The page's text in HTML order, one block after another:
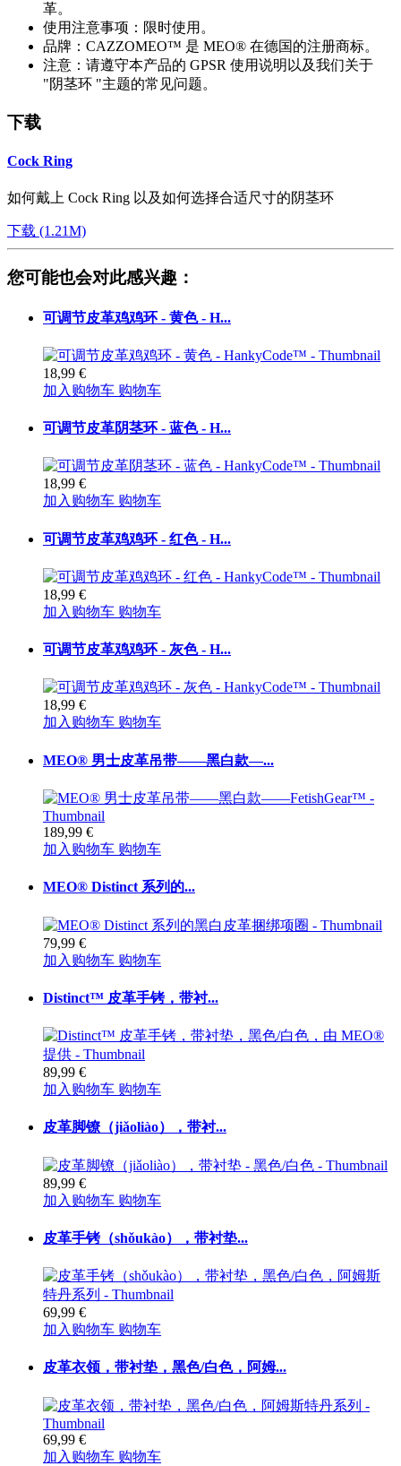
革。
使用注意事项：限时使用。
品牌：CAZZOMEO™ 是 MEO® 在德国的注册商标。
注意：请遵守本产品的 GPSR 使用说明以及我们关于
"阴茎环 "主题的常见问题。
下载
Cock Ring
如何戴上 Cock Ring 以及如何选择合适尺寸的阴茎环
下载 (1.21M)
您可能也会对此感兴趣：
可调节皮革鸡鸡环 - 黄色 - H...
18,99 €
加入购物车 购物车
可调节皮革阴茎环 - 蓝色 - H...
18,99 €
加入购物车 购物车
可调节皮革鸡鸡环 - 红色 - H...
18,99 €
加入购物车 购物车
可调节皮革鸡鸡环 - 灰色 - H...
18,99 €
加入购物车 购物车
MEO® 男士皮革吊带——黑白款—...
189,99 €
加入购物车 购物车
MEO® Distinct 系列的...
79,99 €
加入购物车 购物车
Distinct™ 皮革手铐，带衬...
89,99 €
加入购物车 购物车
皮革脚镣（jiǎoliào），带衬...
89,99 €
加入购物车 购物车
皮革手铐（shǒukào），带衬垫...
69,99 €
加入购物车 购物车
皮革衣领，带衬垫，黑色/白色，阿姆...
69,99 €
加入购物车 购物车